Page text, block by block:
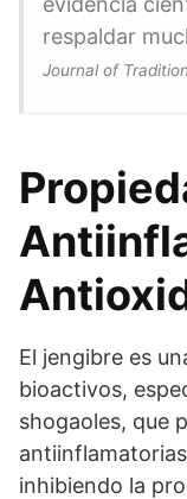
respaldar
Journal of
El jengibre es
bioactivos,
shogaoles, que
inhibiendo la